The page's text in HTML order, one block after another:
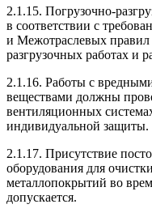
2.1.15. Погрузочно-
в соответствии с
и Межотраслевых правил
разгрузочных работах и
2.1.16. Работы с
веществами должны
вентиляционных
индивидуальной защиты.
2.1.17. Присутствие
оборудования для
металлопокрытий во
допускается.